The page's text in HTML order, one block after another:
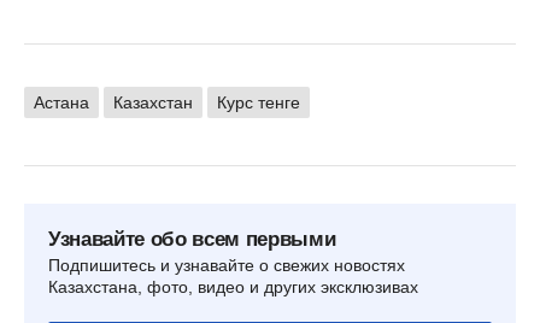
Астана Казахстан Курс тенге
Узнавайте обо всем первыми
Подпишитесь и узнавайте о свежих новостях
Казахстана, фото, видео и других эксклюзивах